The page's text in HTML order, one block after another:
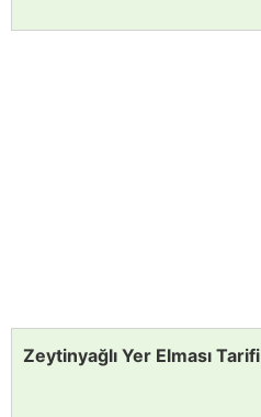
Zeytinyağlı Yer Elması Tarifi